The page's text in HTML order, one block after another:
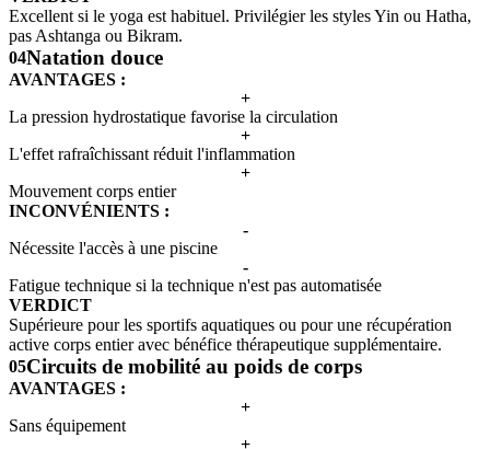
Excellent si le yoga est habituel. Privilégier les styles Yin ou Hatha,
pas Ashtanga ou Bikram.
04Natation douce
AVANTAGES :
+
La pression hydrostatique favorise la circulation
+
L'effet rafraîchissant réduit l'inflammation
+
Mouvement corps entier
INCONVÉNIENTS :
-
Nécessite l'accès à une piscine
-
Fatigue technique si la technique n'est pas automatisée
VERDICT
Supérieure pour les sportifs aquatiques ou pour une récupération
active corps entier avec bénéfice thérapeutique supplémentaire.
05Circuits de mobilité au poids de corps
AVANTAGES :
+
Sans équipement
+